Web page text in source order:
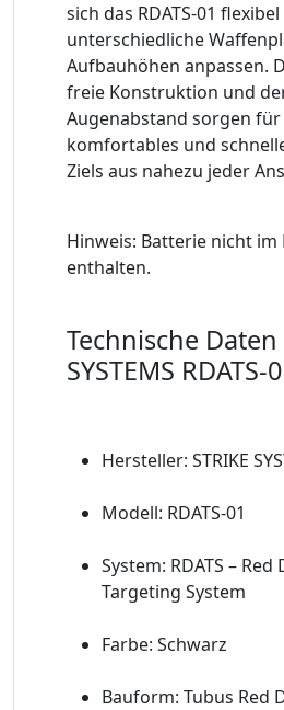
sich das RDATS-01 flexibel
unterschiedliche
Aufbauhöhen anpassen.
freie Konstruktion und
Augenabstand sorgen für
komfortables und
Ziels aus nahezu jeder
Hinweis: Batterie nicht
enthalten.
Technische Daten
SYSTEMS RDATS-
Hersteller: STRIKE
Modell: RDATS-01
System: RDATS –
Targeting System
Farbe: Schwarz
Bauform: Tubus Red